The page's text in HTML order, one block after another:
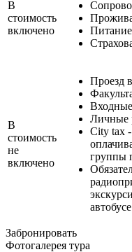
В
стоимость
включено
Питание
В
стоимость
не
включено
Проезд
Личные
City tax
группы
Забронировать
Фотогалерея тура